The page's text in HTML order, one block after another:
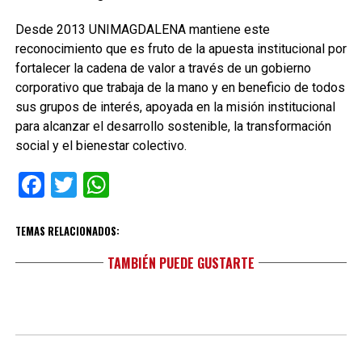
Desde 2013 UNIMAGDALENA mantiene este
reconocimiento que es fruto de la apuesta institucional por
fortalecer la cadena de valor a través de un gobierno
corporativo que trabaja de la mano y en beneficio de todos
sus grupos de interés, apoyada en la misión institucional
para alcanzar el desarrollo sostenible, la transformación
social y el bienestar colectivo.
Facebook
TwitterWhatsApp
TEMAS RELACIONADOS:
TAMBIÉN PUEDE GUSTARTE